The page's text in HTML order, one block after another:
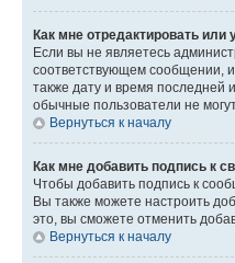
Как мне отредактировать или
Если вы не являетесь
соответствующем сообщении,
также дату и время последней
обычные пользователи не
Вернуться к началу
Как мне добавить подпись к
Чтобы добавить подпись к
Вы также можете настроить
это, вы сможете отменить
Вернуться к началу